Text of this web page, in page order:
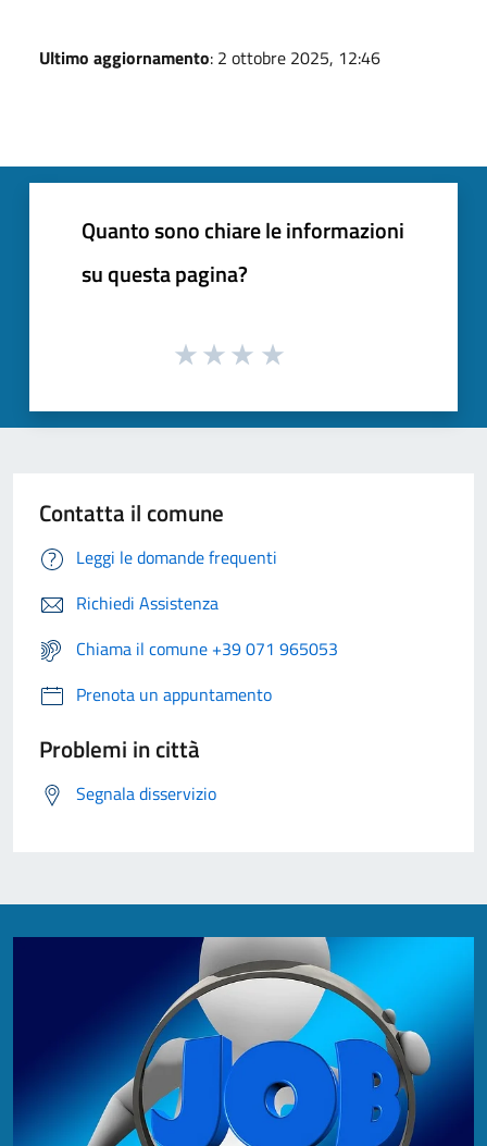
Ultimo aggiornamento: 2 ottobre 2025, 12:46
Quanto sono chiare le informazioni
su questa pagina?
Contatta il comune
Leggi le domande frequenti
Richiedi Assistenza
Chiama il comune +39 071 965053
Prenota un appuntamento
Problemi in città
Segnala disservizio